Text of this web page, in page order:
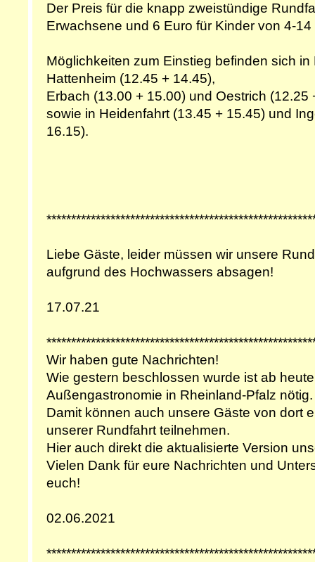
Der Preis für die knapp zweistündige
Erwachsene und 6 Euro für Kinder von 4-
Möglichkeiten zum Einstieg befinden sich in
Hattenheim (12.45 + 14.45),
Erbach (13.00 + 15.00) und Oestrich (12.25
sowie in Heidenfahrt (13.45 + 15.45) und
16.15).
Liebe Gäste, leider müssen wir unsere
aufgrund des Hochwassers absagen!
17.07.21
Wir haben gute Nachrichten!
Wie gestern beschlossen wurde ist ab
Außengastronomie in Rheinland-Pfalz nötig.
Damit können auch unsere Gäste von dort
unserer Rundfahrt teilnehmen.
Hier auch direkt die aktualisierte Version
Vielen Dank für eure Nachrichten und
euch!
02.06.2021